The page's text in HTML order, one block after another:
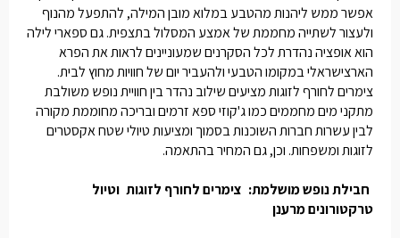
אפשר ממש ליהנות מהטבע במלוא מובן המילה, להתפעל מהנוף
ולעצור לשתייה מחממת של אמצע המסלול בתצפית. גם ספארי לילה
הוא אופציה נהדרת לכל הסקרנים שמעוניינים לראות את הפרא
הארצישראלי במקומו הטבעי ולהעביר יום של חוויות מחוץ לבית.
צימרים לחורף לזוגותמציעים שילוב נהדר בין חוויית נופש משולבת
מתקני מים מחממים כמו ג'קוזי ספא זרמים ובריכה מחוממת מקורה
לבין עשרות חברות השוכנות בסמוך ומציעות טיולי שטח אקסטרים
לזוגות ומשפחות. וכן, גם המחיר בהתאמה.
חבילת נופש מושלמת: צימרים לחורף לזוגות וטיול
טרקטורונים מרענן